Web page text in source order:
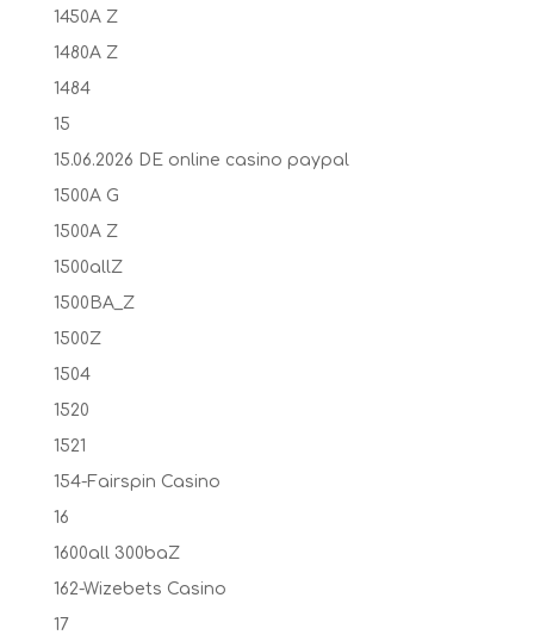
1450A Z
1480A Z
1484
15
15.06.2026 DE online casino paypal
1500A G
1500A Z
1500allZ
1500BA_Z
1500Z
1504
1520
1521
154-Fairspin Casino
16
1600all 300baZ
162-Wizebets Casino
17